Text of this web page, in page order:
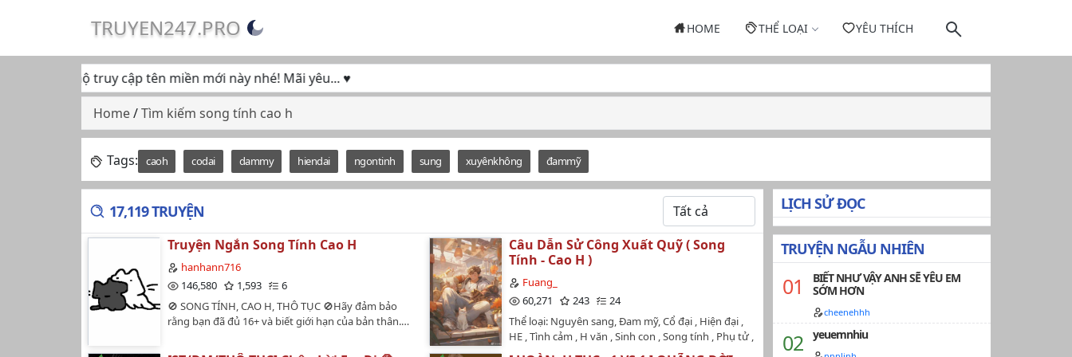
TRUYEN247.PRO HOME THỂ LOẠI YÊU THÍCH
ủng hộ truy cập tên miền mới này nhé! Mãi yêu... ♥
Home/Tìm kiếm song tính cao h
Tags: caoh codai dammy hiendai ngontinh sung xuyênkhông đammỹ
17,119 TRUYỆN
Truyện Ngắn Song Tính Cao H
hanhann716
146,580
1,593
6
🚫 SONG TÍNH, CAO H, THÔ TỤC 🚫Hãy đảm bảo
rằng bạn đã đủ 16+ và biết giới hạn của bản thân.…
Câu Dẫn Sử Công Xuất Quỹ ( Song
Tính - Cao H )
Fuang_
60,271
243
24
Thể loại: Nguyên sang, Đam mỹ, Cổ đại , Hiện đại ,
HE , Tình cảm , H văn , Sinh con , Song tính , Phụ tử ,
Niên thượng , L luân , Nhiều CP , Trâu già gặm cỏ
LỊCH SỬ ĐỌC
TRUYỆN NGẪU NHIÊN
BIẾT NHƯ VẬY ANH SẼ YÊU EM
SỚM HƠN
cheenehhh
yeuemnhiu